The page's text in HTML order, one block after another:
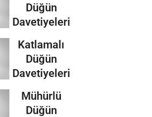
Düğün
Davetiyeleri
Katlamalı
Düğün
Davetiyeleri
Mühürlü
Düğün